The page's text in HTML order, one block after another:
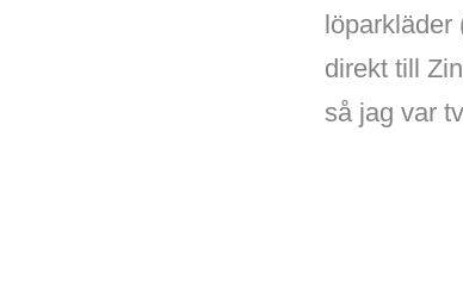
löparkläder
direkt till
så jag var